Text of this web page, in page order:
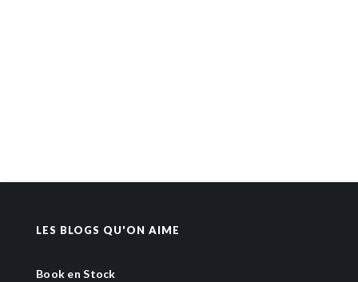
LES BLOGS QU'ON AIME
Book en Stock